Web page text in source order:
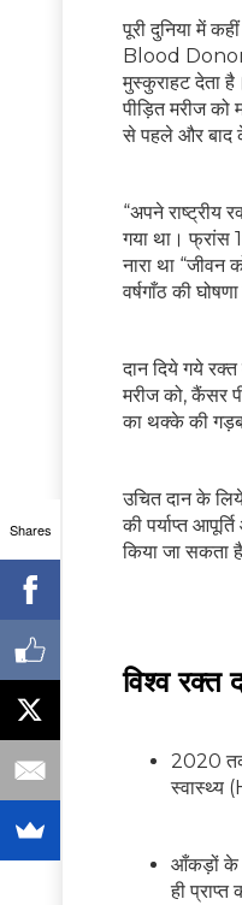
पूरी दुनिया में
Blood Donor
मुस्कुराहट देता
पीड़ित मरीज
से पहले और बाद
“अपने राष्ट्रीय
गया था। फ्रांस
नारा था
वर्षगाँठ की
दान दिये गये
मरीज को, कैंसर
का थक्के की
उचित दान के
की पर्याप्त
किया जा सकता
विश्व रक्त
2020 तक
स्वास्थ्य
आँकड़ों के
ही
Shares